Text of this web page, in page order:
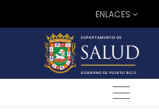
ENLACES